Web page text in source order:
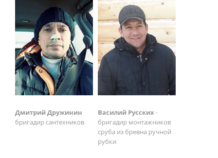
Дмитрий Дружинин
бригадир сантехников
Василий Русских -
бригадир монтажников
сруба из бревна ручной
рубки